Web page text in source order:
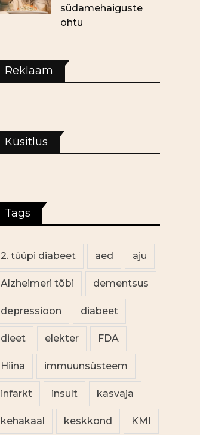
südamehaiguste
ohtu
Reklaam
Küsitlus
Tags
2. tüüpi diabeet aed aju
Alzheimeri tõbi dementsus
depressioon diabeet
dieet elekter FDA
Hiina immuunsüsteem
infarkt insult kasvaja
kehakaal keskkond KMI